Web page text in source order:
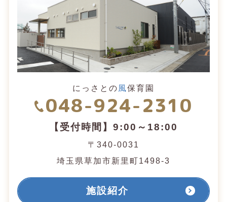
にっさとの風保育園
048-924-2310
【受付時間】9:00～18:00
〒340-0031
埼玉県草加市新里町1498-3
施設紹介